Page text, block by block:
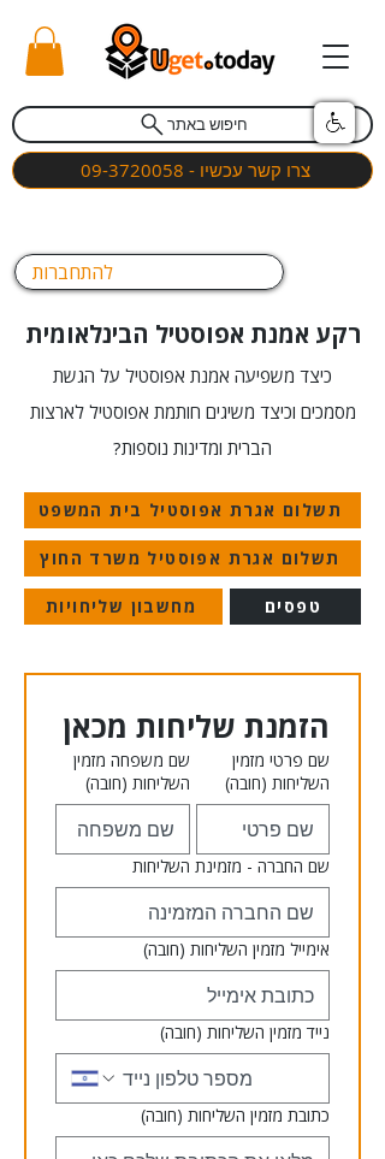
חיפוש באתר
צרו קשר עכשיו - 09-3720058
להתחברות
רקע אמנת אפוסטיל הבינלאומית
כיצד משפיעה אמנת אפוסטיל על הגשת
מסמכים וכיצד משיגים חותמת אפוסטיל לארצות
הברית ומדינות נוספות?
תשלום אגרת אפוסטיל בית המשפט
תשלום אגרת אפוסטיל משרד החוץ
טפסים מחשבון שליחויות
הזמנת שליחות מכאן
שם פרטי מזמין
השליחות (חובה)
שם משפחה מזמין
השליחות (חובה)
שם החברה - מזמינת השליחות
אימייל מזמין השליחות (חובה)
נייד מזמין השליחות (חובה)
כתובת מזמין השליחות (חובה)